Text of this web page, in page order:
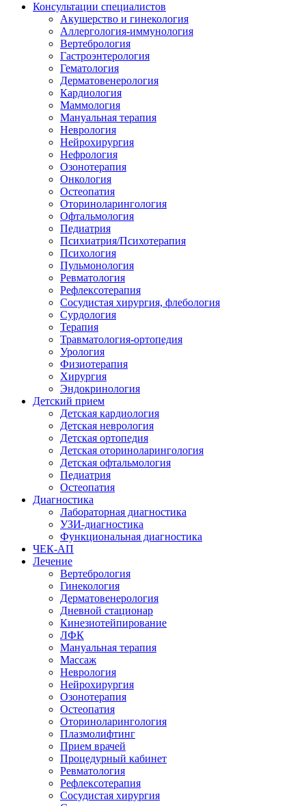
Консультации специалистов
Акушерство и гинекология
Аллергология-иммунология
Вертебрология
Гастроэнтерология
Гематология
Дерматовенерология
Кардиология
Маммология
Мануальная терапия
Неврология
Нейрохирургия
Нефрология
Озонотерапия
Онкология
Остеопатия
Оториноларингология
Офтальмология
Педиатрия
Психиатрия/Психотерапия
Психология
Пульмонология
Ревматология
Рефлексотерапия
Сосудистая хирургия, флебология
Сурдология
Терапия
Травматология-ортопедия
Урология
Физиотерапия
Хирургия
Эндокринология
Детский прием
Детская кардиология
Детская неврология
Детская ортопедия
Детская оториноларингология
Детская офтальмология
Педиатрия
Остеопатия
Диагностика
Лабораторная диагностика
УЗИ-диагностика
Функциональная диагностика
ЧЕК-АП
Лечение
Вертебрология
Гинекология
Дерматовенерология
Дневной стационар
Кинезиотейпирование
ЛФК
Мануальная терапия
Массаж
Неврология
Нейрохирургия
Озонотерапия
Остеопатия
Оториноларингология
Плазмолифтинг
Прием врачей
Процедурный кабинет
Ревматология
Рефлексотерапия
Сосудистая хирургия